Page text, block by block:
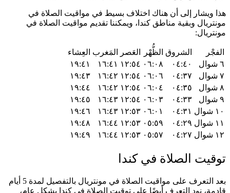
هذا ويشار إلى أن هناك اختلاف بسيط في مواقيت الصلاة في
مونتريال وبقية مناطق كندا، ويمكننا تقديم مواقيت الصلاة في
مونتريال:
الفجْر الشروق الظُّهْر العَصر المَغرب العِشاء
٦ شوال
٠٤:٤٠ ٠٦:٠٨ ١٢:٥٤ ١٦:٤١
١٩:٤١
٧ شوال
٠٤:٣٧ ٠٦:٠٦ ١٢:٥٤ ١٦:٤٢
١٩:٤٣
٨ شوال
٠٤:٣٥ ٠٦:٠٤ ١٢:٥٤ ١٦:٤٢
١٩:٤٤
٩ شوال
٠٤:٣٣ ٠٦:٠٣ ١٢:٥٤ ١٦:٤٣
١٩:٤٥
١٠ شوال
٠٤:٣١ ٠٦:٠١ ١٢:٥٣ ١٦:٤٣
١٩:٤٦
١١ شوال
٠٤:٢٩ ٠٥:٥٩ ١٢:٥٣ ١٦:٤٤
١٩:٤٨
١٢ شوال
٠٤:٢٧ ٠٥:٥٧ ١٢:٥٣ ١٦:٤٤ ١٩:٤٩
توقيت الصلاة في كندا
بعد التعرف على مواقيت الصلاة في مونتريال بالتفصيل لمدة 5 أيام
قادمة، نود التعرف أيضًا على توقيت الصلاة في كندا بشكل عام،